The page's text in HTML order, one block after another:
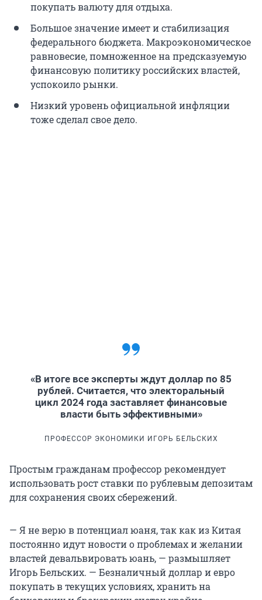
покупать валюту для отдыха.
Большое значение имеет и стабилизация
федерального бюджета. Макроэкономическое
равновесие, помноженное на предсказуемую
финансовую политику российских властей,
успокоило рынки.
Низкий уровень официальной инфляции
тоже сделал свое дело.
«В итоге все эксперты ждут доллар по 85
рублей. Считается, что электоральный
цикл 2024 года заставляет финансовые
власти быть эффективными»
ПРОФЕССОР ЭКОНОМИКИ ИГОРЬ БЕЛЬСКИХ
Простым гражданам профессор рекомендует
использовать рост ставки по рублевым депозитам
для сохранения своих сбережений.
— Я не верю в потенциал юаня, так как из Китая
постоянно идут новости о проблемах и желании
властей девальвировать юань, — размышляет
Игорь Бельских. — Безналичный доллар и евро
покупать в текущих условиях, хранить на